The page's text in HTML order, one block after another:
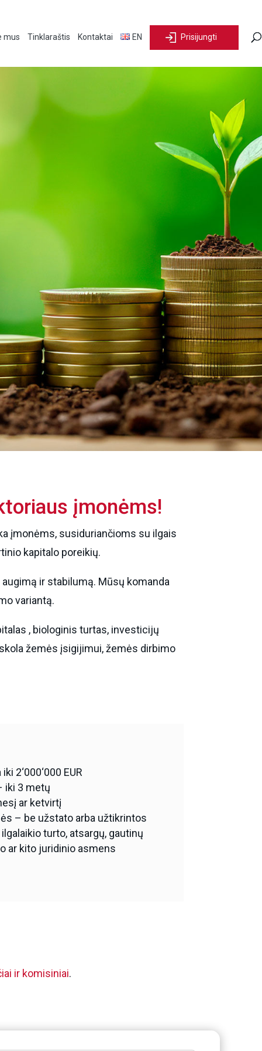
mus Tinklaraštis Kontaktai EN Prisijungti
įmonėms!
įmonėms, susiduriančioms su ilgais
kapitalo poreikių.
ir stabilumą. Mūsų komanda
variantą.
, biologinis turtas, investicijų
žemės įsigijimui, žemės dirbimo
2‘000‘000 EUR
iki 3 metų
ar ketvirtį
– be užstato arba užtikrintos
turto, atsargų, gautinų
ar kito juridinio asmens
ir komisiniai.